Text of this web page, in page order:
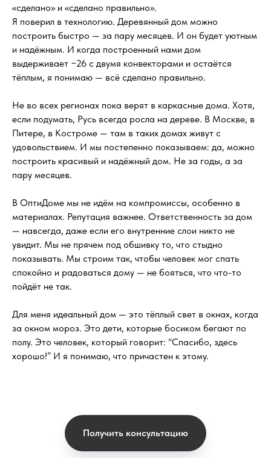
«сделано» и «сделано правильно».
Я поверил в технологию. Деревянный дом можно
построить быстро — за пару месяцев. И он будет уютным
и надёжным. И когда построенный нами дом
выдерживает −26 с двумя конвекторами и остаётся
тёплым, я понимаю — всё сделано правильно.
Не во всех регионах пока верят в каркасные дома. Хотя,
если подумать, Русь всегда росла на дереве. В Москве, в
Питере, в Костроме — там в таких домах живут с
удовольствием. И мы постепенно показываем: да, можно
построить красивый и надёжный дом. Не за годы, а за
пару месяцев.
В ОптиДоме мы не идём на компромиссы, особенно в
материалах. Репутация важнее. Ответственность за дом
— навсегда, даже если его внутренние слои никто не
увидит. Мы не прячем под обшивку то, что стыдно
показывать. Мы строим так, чтобы человек мог спать
спокойно и радоваться дому — не бояться, что что-то
пойдёт не так.
Для меня идеальный дом — это тёплый свет в окнах, когда
за окном мороз. Это дети, которые босиком бегают по
полу. Это человек, который говорит: “Спасибо, здесь
хорошо!” И я понимаю, что причастен к этому.
Получить консультацию